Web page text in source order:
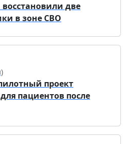
две
в зоне СВО
проект
пациентов после